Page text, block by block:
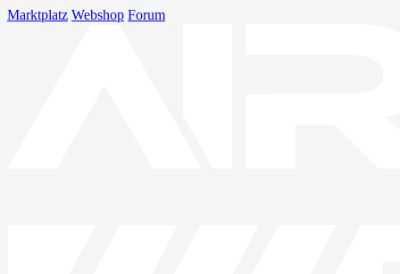
Marktplatz Webshop Forum